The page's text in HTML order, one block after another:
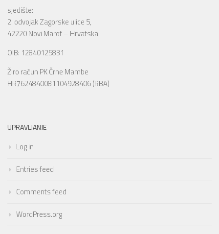
sjedište:
2. odvojak Zagorske ulice 5,
42220 Novi Marof – Hrvatska
OIB: 12840125831
Žiro račun PK Črne Mambe
HR7624840081104928406 (RBA)
UPRAVLJANJE
Log in
Entries feed
Comments feed
WordPress.org